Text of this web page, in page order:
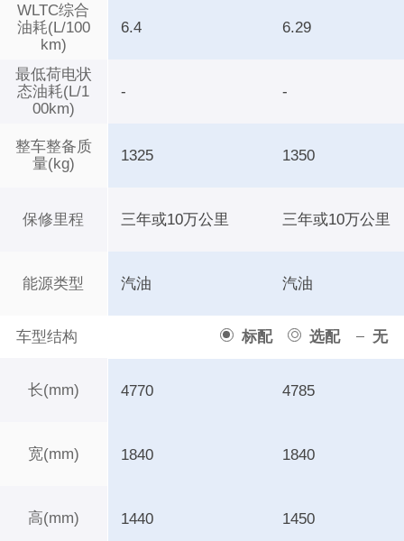
WLTC综合
油耗(L/100
km)
最低荷电状
态油耗(L/1
00km)
整车整备质
量(kg)
保修里程
能源类型
车型结构 标配 选配 无
长(mm)
宽(mm)
高(mm)
6.4 6.29
- -
1325 1350
三年或10万公里 三年或10万公里
汽油 汽油
4770 4785
1840 1840
1440 1450